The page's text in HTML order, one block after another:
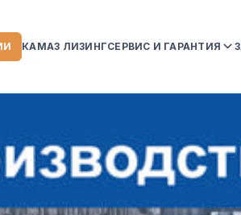
КАМАЗ ЛИЗИНГСЕРВИС И ГАРАНТИЯ
НА АВТОТЕХНИКУ
УСЛОВИЯ ГАРАНТИИ
СЛУЖБА ПОМОЩИ